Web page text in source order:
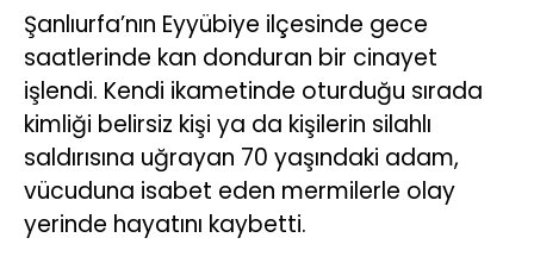
Şanlıurfa’nın Eyyübiye ilçesinde gece
saatlerinde kan donduran bir cinayet
işlendi. Kendi ikametinde oturduğu sırada
kimliği belirsiz kişi ya da kişilerin silahlı
saldırısına uğrayan 70 yaşındaki adam,
vücuduna isabet eden mermilerle olay
yerinde hayatını kaybetti.